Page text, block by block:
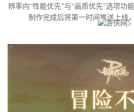
辨率内“性能优先”与“画质优先”选项功
制作完成后将第一时间推送上线